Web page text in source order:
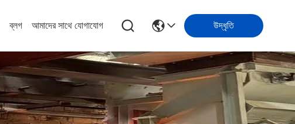
ব্লগ আমাদের সাথে যোগাযোগ উদ্ধৃতি